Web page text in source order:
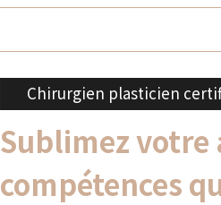
Chirurgien plasticien
Sublimez votre
compétences